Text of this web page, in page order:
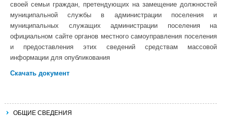
своей семьи граждан, претендующих на замещение должностей
муниципальной службы в администрации поселения и
муниципальных служащих администрации поселения на
официальном сайте органов местного самоуправления поселения
и предоставления этих сведений средствам массовой
информации для опубликования
Скачать документ
ОБЩИЕ СВЕДЕНИЯ